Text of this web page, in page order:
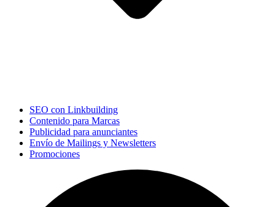
SEO con Linkbuilding
Contenido para Marcas
Publicidad para anunciantes
Envío de Mailings y Newsletters
Promociones